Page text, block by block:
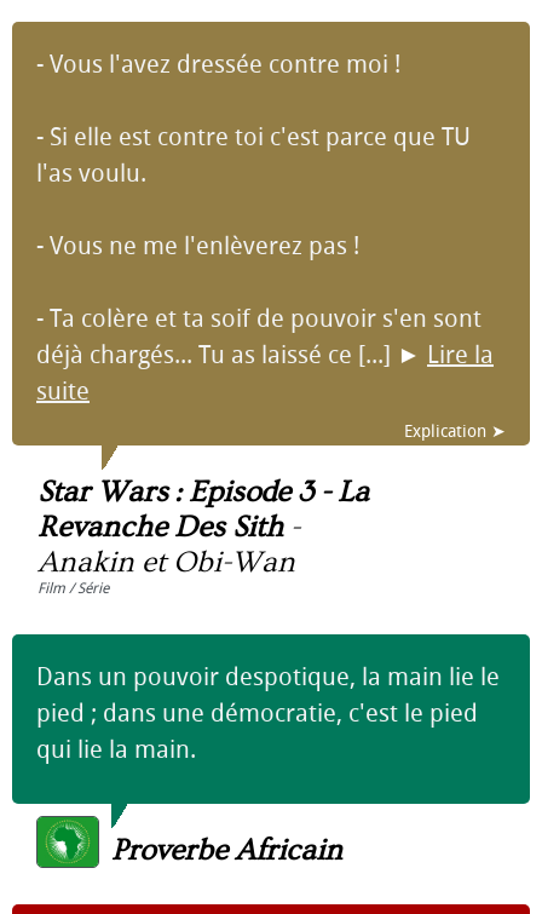
- Vous l'avez dressée contre moi !
- Si elle est contre toi c'est parce que TU
l'as voulu.
- Vous ne me l'enlèverez pas !
- Ta colère et ta soif de pouvoir s'en sont
déjà chargés... Tu as laissé ce [...] ► Lire la
suite
Explication ➤
Star Wars : Episode 3 - La
Revanche Des Sith-
Anakin et Obi-Wan
Film / Série
Dans un pouvoir despotique, la main lie le
pied ; dans une démocratie, c'est le pied
qui lie la main.
Proverbe Africain